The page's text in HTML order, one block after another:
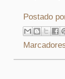
Postado